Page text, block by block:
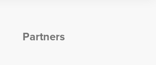
Partners